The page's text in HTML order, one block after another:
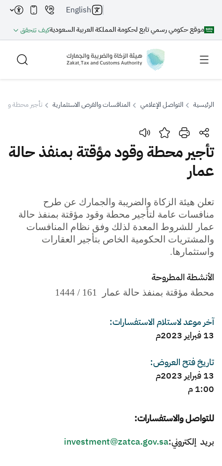
موقع حكومي رسمي تابع لحكومة المملكة العربية السعوديةكيف تتحقق
English
بحث
بحث
اقتراحات
الزكاة الجمارك
ضريبة القيمة المضافة
الإقرار الضريبي
التصرفات العقارية
الرئيسية التواصل الإعلامي المنافسات والفرص الاستثمارية تأجير محطة
تأجير محطة وقود مؤقتة بمنفذ حالة
عمار
​​​تعلن هيئة الزكاة والضريبة والجمارك عن طرح
منافسات عامة لتأجير محطة وقود مؤقتة بمنفذ حالة
عمار للشروط المعدة لذلك وفق نظام المنافسات
والمشتريات الحكومية الخاص بتأجير العقارات
واستثمارها.
الأنشطة المطروحة
محطة مؤقتة بمنفذ حالة عمار 161 / 1444
آخر موعد لاستلام الاستفسارات:
13 فبراير 2023م
تاريخ فتح العروض:
13 فبراير 2023م
1:00 م
للتواصل والاستفسارات:
بريد إلكتروني:investment@zatca.gov.sa